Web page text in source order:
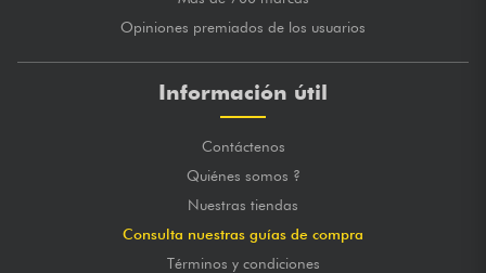
Opiniones premiados de los usuarios
Información útil
Contáctenos
Quiénes somos ?
Nuestras tiendas
Consulta nuestras guías de compra
Términos y condiciones